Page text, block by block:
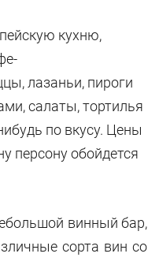
кухню,
лазаньи, пироги
салаты, тортилья
по вкусу. Цены
персону обойдется
винный бар,
сорта вин со